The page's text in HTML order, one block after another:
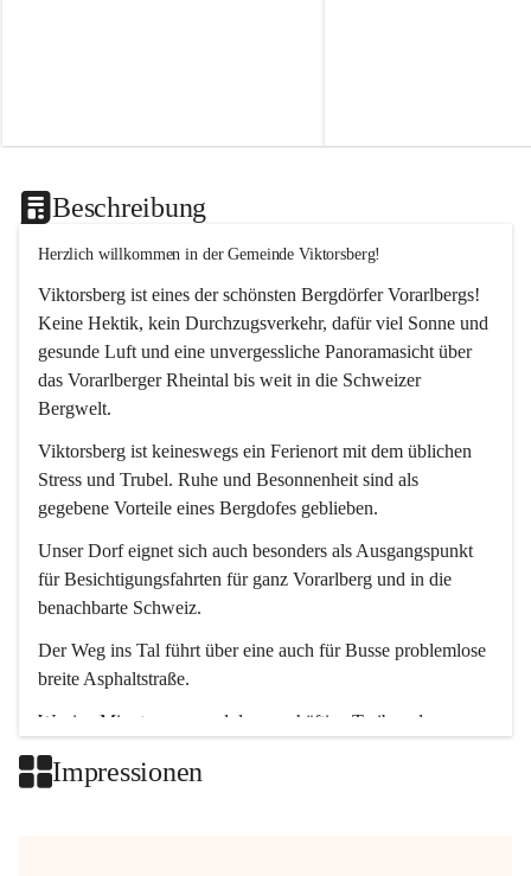
Beschreibung
Herzlich willkommen in der Gemeinde Viktorsberg!
Viktorsberg ist eines der schönsten Bergdörfer Vorarlbergs!
Keine Hektik, kein Durchzugsverkehr, dafür viel Sonne und
gesunde Luft und eine unvergessliche Panoramasicht über
das Vorarlberger Rheintal bis weit in die Schweizer
Bergwelt.
Viktorsberg ist keineswegs ein Ferienort mit dem üblichen
Stress und Trubel. Ruhe und Besonnenheit sind als
gegebene Vorteile eines Bergdofes geblieben.
Unser Dorf eignet sich auch besonders als Ausgangspunkt
für Besichtigungsfahrten für ganz Vorarlberg und in die
benachbarte Schweiz.
Der Weg ins Tal führt über eine auch für Busse problemlose
breite Asphaltstraße.
Wenige Minuten nur, und das geschäftige Treiben der
Impressionen